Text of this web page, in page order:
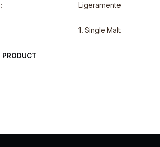
Ligeramente
1. Single Malt
PRODUCT